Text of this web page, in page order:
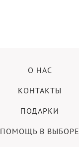
О НАС
КОНТАКТЫ
ПОДАРКИ
ПОМОЩЬ В ВЫБОРЕ